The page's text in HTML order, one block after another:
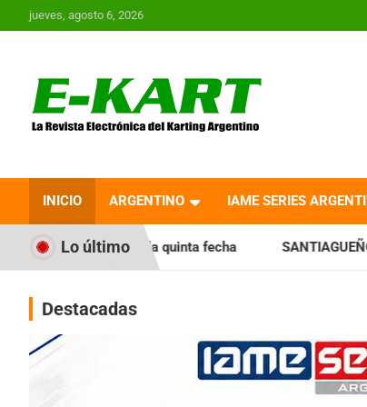
Saltar
al
jueves, agosto 6, 2026
Revista Electrónica
Karting en Argentina
INICIO ARGENTINO IAME SERIES
Lo último
la quinta fecha SANTIAGUEÑO: Se cumplió con la
Destacadas